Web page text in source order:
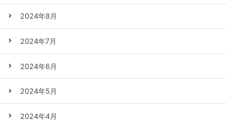
2024年8月
2024年7月
2024年6月
2024年5月
2024年4月